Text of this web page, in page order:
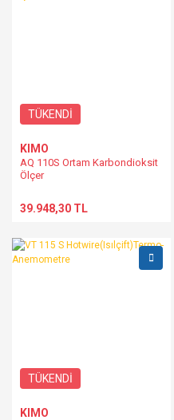
TÜKENDİ
KIMO
AQ 110S Ortam Karbondioksit
Ölçer
39.948,30 TL
TÜKENDİ
KIMO